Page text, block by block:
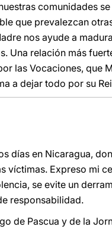
comunidades
que prevalezcan
nos ayude a
Una relación más
las Vocaciones, que
a dejar todo por su
días en Nicaragua,
víctimas. Expreso mi
se evite un
responsabilidad.
de Pascua y de la